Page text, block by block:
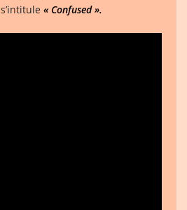
s’intitule « Confused ».